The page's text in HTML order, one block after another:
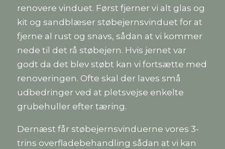
renovere vinduet. Først fjerner vi alt glas og
kit og sandblæser støbejernsvinduet for at
fjerne al rust og snavs, sådan at vi kommer
nede til det rå støbejern. Hvis jernet var
godt da det blev støbt kan vi fortsætte med
renoveringen. Ofte skal der laves små
udbedringer ved at pletsvejse enkelte
grubehuller efter tæring.
Dernæst får støbejernsvinduerne vores 3-
trins overfladebehandling sådan at vi kan